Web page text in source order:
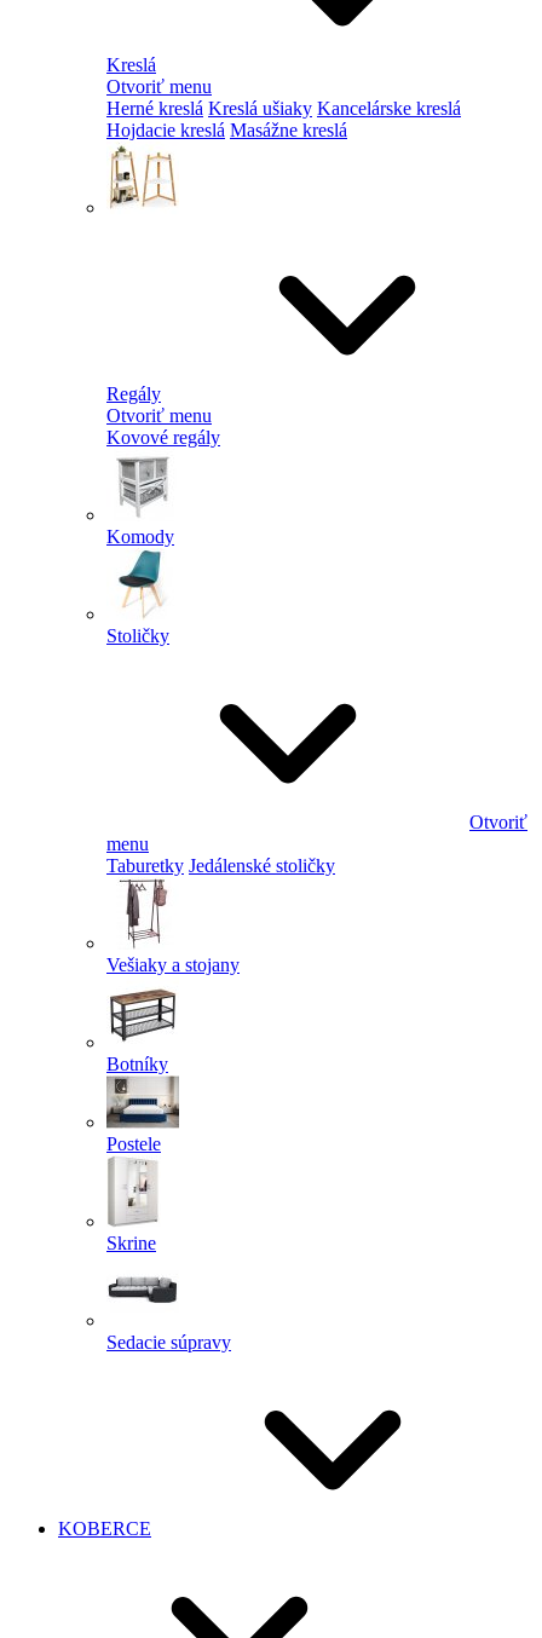
Kreslá
Otvoriť menu
Herné kreslá Kreslá ušiaky Kancelárske kreslá
Hojdacie kreslá Masážne kreslá
Regály
Otvoriť menu
Kovové regály
Komody
Stoličky
Otvoriť
menu
Taburetky Jedálenské stoličky
Vešiaky a stojany
Botníky
Postele
Skrine
Sedacie súpravy
KOBERCE